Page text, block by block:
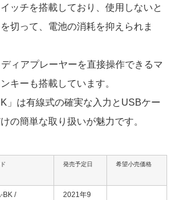
ッチを搭載しており、使用しないと
切って、電池の消耗を抑えられま
ィアプレーヤーを直接操作できるマ
キーも搭載しています。
」は有線式の確実な入力とUSBケー
の簡単な取り扱いが魅力です。
発売予定日 希望小売価格
BK /
2021年9